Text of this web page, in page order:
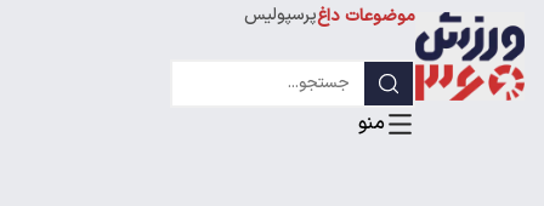
موضوعات داغپرسپولیس
لیگ قهرمانان